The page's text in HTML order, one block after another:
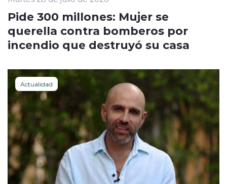
Pide 300 millones: Mujer se
querella contra bomberos por
incendio que destruyó su casa
Actualidad